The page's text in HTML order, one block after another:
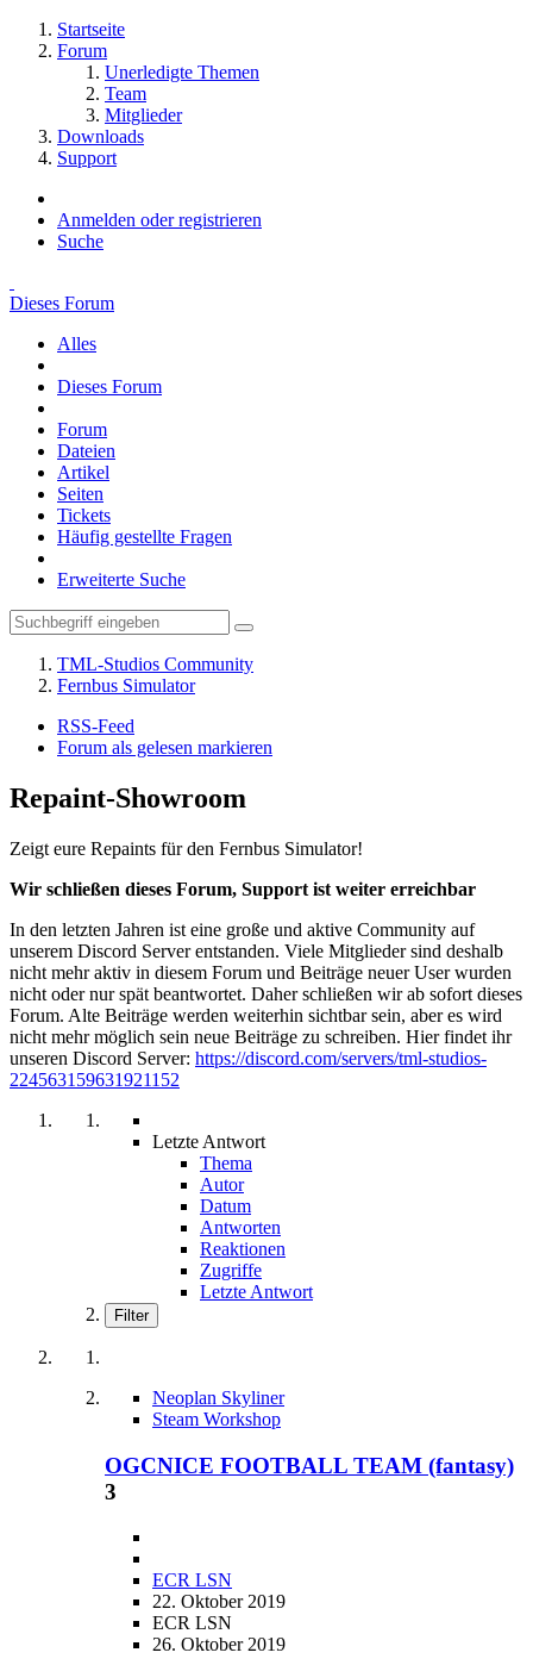
Startseite
Forum
Unerledigte Themen
Team
Mitglieder
Downloads
Support
Anmelden oder registrieren
Suche
Dieses Forum
Alles
Dieses Forum
Forum
Dateien
Artikel
Seiten
Tickets
Häufig gestellte Fragen
Erweiterte Suche
TML-Studios Community
Fernbus Simulator
RSS-Feed
Forum als gelesen markieren
Repaint-Showroom
Zeigt eure Repaints für den Fernbus Simulator!
Wir schließen dieses Forum, Support ist weiter erreichbar
In den letzten Jahren ist eine große und aktive Community auf
unserem Discord Server entstanden. Viele Mitglieder sind deshalb
nicht mehr aktiv in diesem Forum und Beiträge neuer User wurden
nicht oder nur spät beantwortet. Daher schließen wir ab sofort dieses
Forum. Alte Beiträge werden weiterhin sichtbar sein, aber es wird
nicht mehr möglich sein neue Beiträge zu schreiben. Hier findet ihr
unseren Discord Server: https://discord.com/servers/tml-studios-
224563159631921152
Letzte Antwort
Thema
Autor
Datum
Antworten
Reaktionen
Zugriffe
Letzte Antwort
Filter
Neoplan Skyliner
Steam Workshop
OGCNICE FOOTBALL TEAM (fantasy)
3
ECR LSN
22. Oktober 2019
ECR LSN
26. Oktober 2019